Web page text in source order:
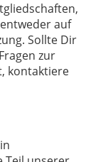
auf
Sollte Dir
zur
kontaktiere